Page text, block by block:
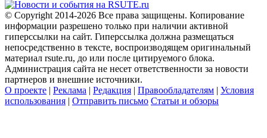
© Copyright 2014-2026 Все права защищены. Копирование
информации разрешено только при наличии активной
гиперссылки на сайт. Гиперссылка должна размещаться
непосредственно в тексте, воспроизводящем оригинальный
материал rsute.ru, до или после цитируемого блока.
Администрация сайта не несет ответственности за новости
партнеров и внешние источники.
О проекте | Реклама | Редакция | Правообладателям | Условия
использования | Отправить письмо Статьи и обзоры